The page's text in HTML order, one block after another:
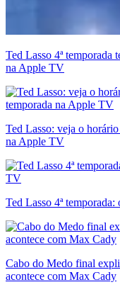
Ted Lasso 4ª temporada
na Apple TV
Ted Lasso: veja o
na Apple TV
Ted Lasso 4ª
Cabo do Medo final
acontece com Max Cady